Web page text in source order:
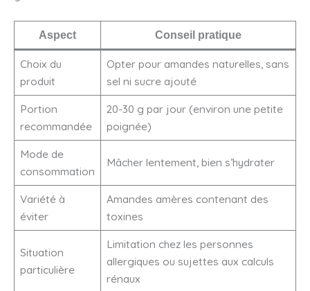
Aspect Conseil pratique
Choix du
produit
Opter pour amandes naturelles, sans
sel ni sucre ajouté
Portion
recommandée
20-30 g par jour (environ une petite
poignée)
Mode de
consommation
Mâcher lentement, bien s’hydrater
Variété à
éviter
Amandes amères contenant des
toxines
Situation
particulière
Limitation chez les personnes
allergiques ou sujettes aux calculs
rénaux